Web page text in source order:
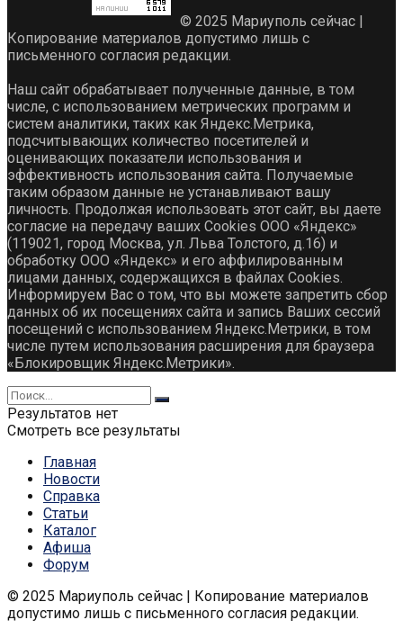
© 2025 Мариуполь сейчас |
Копирование материалов допустимо лишь с
письменного согласия редакции.
Наш сайт обрабатывает полученные данные, в том
числе, с использованием метрических программ и
систем аналитики, таких как Яндекс.Метрика,
подсчитывающих количество посетителей и
оценивающих показатели использования и
эффективность использования сайта. Получаемые
таким образом данные не устанавливают вашу
личность. Продолжая использовать этот сайт, вы даете
согласие на передачу ваших Cookies ООО «Яндекс»
(119021, город Москва, ул. Льва Толстого, д.16) и
обработку ООО «Яндекс» и его аффилированным
лицами данных, содержащихся в файлах Cookies.
Информируем Вас о том, что вы можете запретить сбор
данных об их посещениях сайта и запись Ваших сессий
посещений с использованием Яндекс.Метрики, в том
числе путем использования расширения для браузера
«Блокировщик Яндекс.Метрики».
Результатов нет
Смотреть все результаты
Главная
Новости
Справка
Статьи
Каталог
Афиша
Форум
© 2025 Мариуполь сейчас | Копирование материалов
допустимо лишь с письменного согласия редакции.